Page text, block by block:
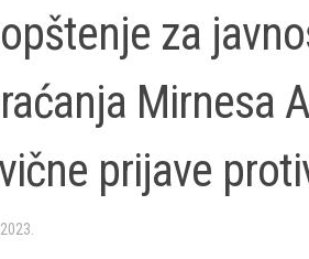
za
Mirnesa
prijave